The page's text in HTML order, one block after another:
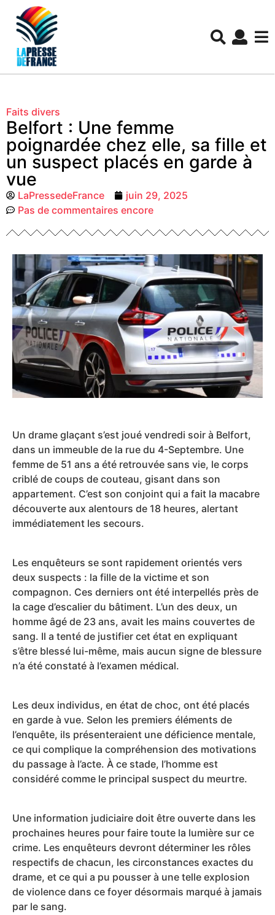
Faits divers
Belfort : Une femme
poignardée chez elle, sa fille et
un suspect placés en garde à
vue
LaPressedeFrance
juin 29, 2025
Pas de commentaires encore
Un drame glaçant s’est joué vendredi soir à Belfort,
dans un immeuble de la rue du 4-Septembre. Une
femme de 51 ans a été retrouvée sans vie, le corps
criblé de coups de couteau, gisant dans son
appartement. C’est son conjoint qui a fait la macabre
découverte aux alentours de 18 heures, alertant
immédiatement les secours.
Les enquêteurs se sont rapidement orientés vers
deux suspects : la fille de la victime et son
compagnon. Ces derniers ont été interpellés près de
la cage d’escalier du bâtiment. L’un des deux, un
homme âgé de 23 ans, avait les mains couvertes de
sang. Il a tenté de justifier cet état en expliquant
s’être blessé lui-même, mais aucun signe de blessure
n’a été constaté à l’examen médical.
Les deux individus, en état de choc, ont été placés
en garde à vue. Selon les premiers éléments de
l’enquête, ils présenteraient une déficience mentale,
ce qui complique la compréhension des motivations
du passage à l’acte. À ce stade, l’homme est
considéré comme le principal suspect du meurtre.
Une information judiciaire doit être ouverte dans les
prochaines heures pour faire toute la lumière sur ce
crime. Les enquêteurs devront déterminer les rôles
respectifs de chacun, les circonstances exactes du
drame, et ce qui a pu pousser à une telle explosion
de violence dans ce foyer désormais marqué à jamais
par le sang.